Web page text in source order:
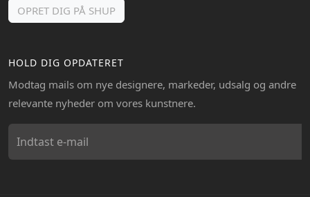
OPRET DIG PÅ SHUP
HOLD DIG OPDATERET
Modtag mails om nye designere, markeder, udsalg og andre
relevante nyheder om vores kunstnere.